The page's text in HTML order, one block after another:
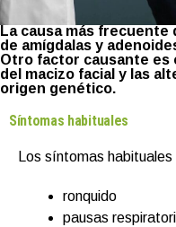
La causa más frecuente
de amígdalas y
Otro factor causante es
del macizo facial y las
origen genético.
Síntomas habituales
Los síntomas habituales
ronquido
pausas